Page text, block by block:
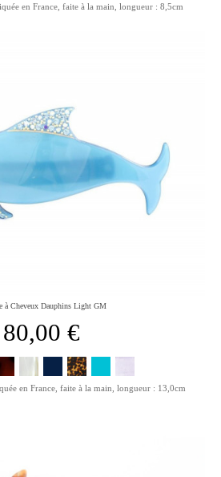
en France, faite à la main, longueur : 8,5cm
à Cheveux Dauphins Light GM
80,00 €
en France, faite à la main, longueur : 13,0cm